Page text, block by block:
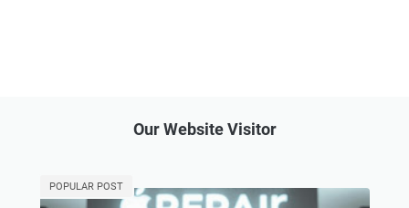
Our Website Visitor
POPULAR POST